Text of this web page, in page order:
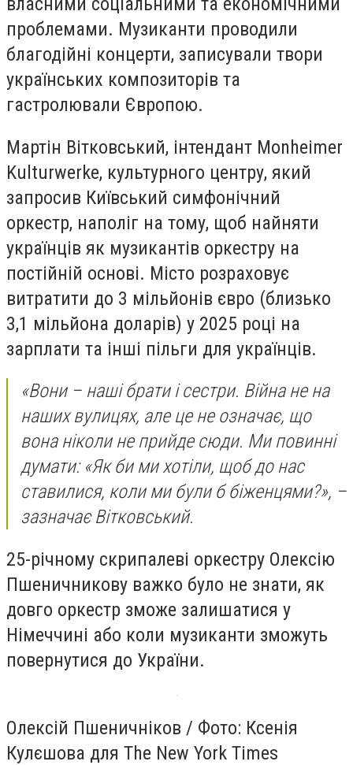
проблемами. Музиканти проводили
благодійні концерти, записували твори
українських композиторів та
гастролювали Європою.
Мартін Вітковський, інтендант Monheimer
Kulturwerke, культурного центру, який
запросив Київський симфонічний
оркестр, наполіг на тому, щоб найняти
українців як музикантів оркестру на
постійній основі. Місто розраховує
витратити до 3 мільйонів євро (близько
3,1 мільйона доларів) у 2025 році на
зарплати та інші пільги для українців.
«Вони – наші брати і сестри. Війна не на
наших вулицях, але це не означає, що
вона ніколи не прийде сюди. Ми повинні
думати: «Як би ми хотіли, щоб до нас
ставилися, коли ми були б біженцями?», –
зазначає Вітковський.
25-річному скрипалеві оркестру Олексію
Пшеничникову важко було не знати, як
довго оркестр зможе залишатися у
Німеччині або коли музиканти зможуть
повернутися до України.
Олексій Пшеничніков / Фото: Ксенія
Кулєшова для The New York Times